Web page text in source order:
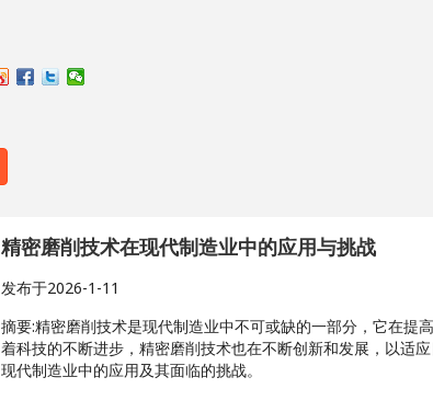
精密磨削技术在现代制造业中的应用与挑战
发布于2026-1-11
摘要:精密磨削技术是现代制造业中不可或缺的一部分，它在提
着科技的不断进步，精密磨削技术也在不断创新和发展，以适
现代制造业中的应用及其面临的挑战。